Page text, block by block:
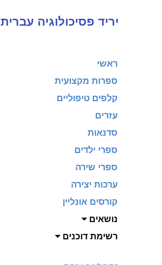
יריד פסיכולוגיה עברית
ראשי
ספרות מקצועית
קלפים טיפוליים
עזרים
סדנאות
ספרי ילדים
ספרי שירה
ערכות יצירה
קורסים אונליין
נושאים
רשימת דוכנים